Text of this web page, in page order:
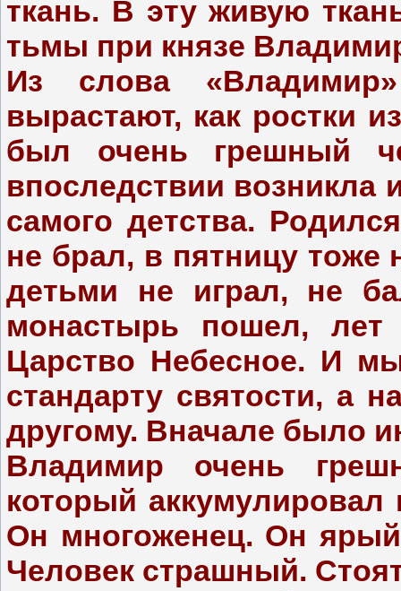
ткань. В эту живую
тьмы при князе
Из слова
вырастают, как ростки
был очень грешный
впоследствии возникла
самого детства.
не брал, в пятницу тоже
детьми не играл, не
монастырь пошел,
Царство Небесное. И
стандарту святости, а
другому. Вначале было
Владимир очень
который аккумулировал
Он многоженец. Он
Человек страшный.